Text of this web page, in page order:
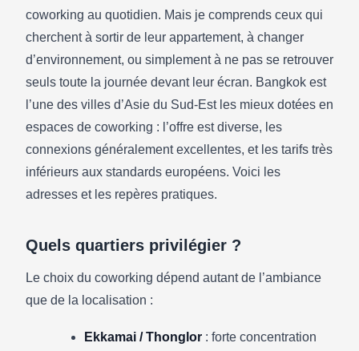
DIGITAL NOMAD
Meilleurs espaces de coworking à
Bangkok pour digital nomads et
télétravailleurs en 2026
12/05/2026·4 min de lecture
coworking au quotidien. Mais je comprends ceux qui
cherchent à sortir de leur appartement, à changer
d’environnement, ou simplement à ne pas se retrouver
seuls toute la journée devant leur écran. Bangkok est
l’une des villes d’Asie du Sud-Est les mieux dotées en
espaces de coworking : l’offre est diverse, les
connexions généralement excellentes, et les tarifs très
inférieurs aux standards européens. Voici les
adresses et les repères pratiques.
Quels quartiers privilégier ?
Le choix du coworking dépend autant de l’ambiance
que de la localisation :
Ekkamai / Thonglor : forte concentration